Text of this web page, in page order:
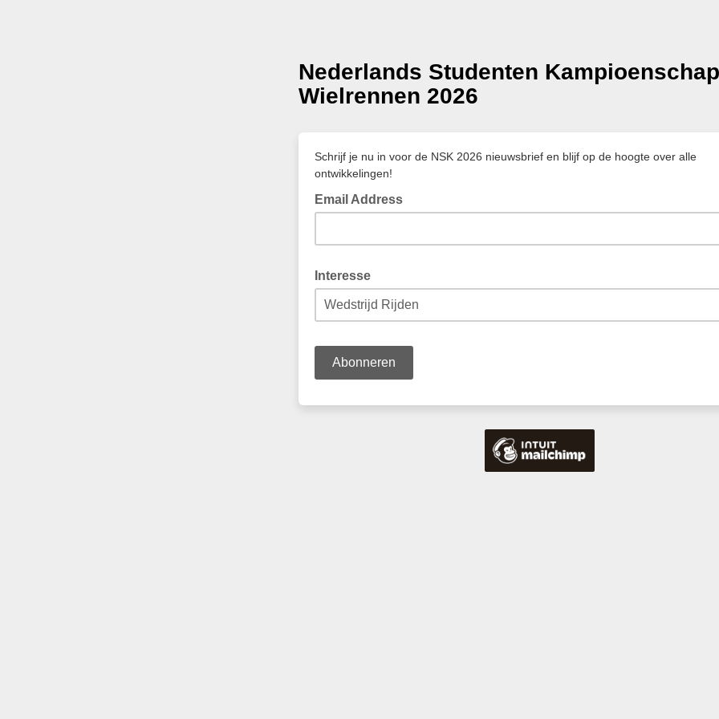
Nederlands Studenten Kampioenschap
Wielrennen 2026
Schrijf je nu in voor de NSK 2026 nieuwsbrief en blijf op de hoogte over alle
ontwikkelingen!
Email Address
Interesse